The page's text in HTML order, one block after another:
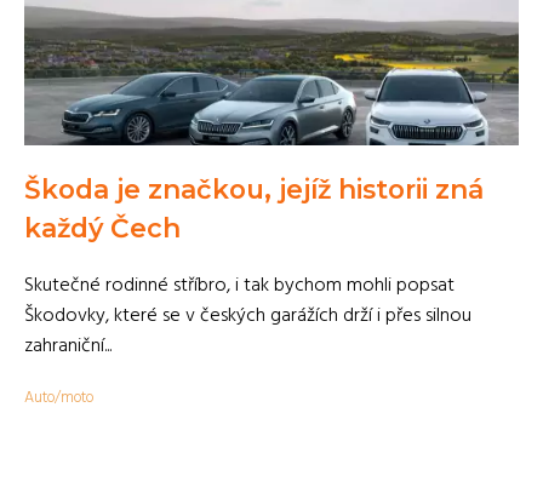
Škoda je značkou, jejíž historii zná
každý Čech
Skutečné rodinné stříbro, i tak bychom mohli popsat
Škodovky, které se v českých garážích drží i přes silnou
zahraniční...
Auto/moto